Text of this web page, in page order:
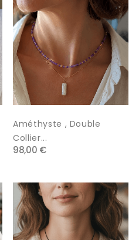
Améthyste , Double
Collier...
98,00 €